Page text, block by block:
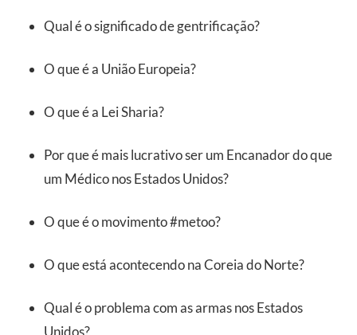
Qual é o significado de gentrificação?
O que é a União Europeia?
O que é a Lei Sharia?
Por que é mais lucrativo ser um Encanador do que
um Médico nos Estados Unidos?
O que é o movimento #metoo?
O que está acontecendo na Coreia do Norte?
Qual é o problema com as armas nos Estados
Unidos?